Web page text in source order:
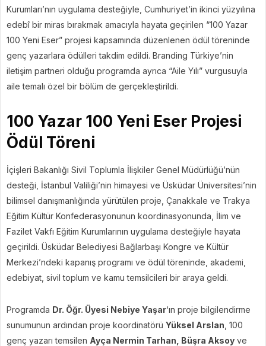
Kurumları’nın uygulama desteğiyle, Cumhuriyet’in ikinci yüzyılına
edebî bir miras bırakmak amacıyla hayata geçirilen “100 Yazar
100 Yeni Eser” projesi kapsamında düzenlenen ödül töreninde
genç yazarlara ödülleri takdim edildi. Branding Türkiye’nin
iletişim partneri olduğu programda ayrıca “Aile Yılı” vurgusuyla
aile temalı özel bir bölüm de gerçekleştirildi.
100 Yazar 100 Yeni Eser Projesi
Ödül Töreni
İçişleri Bakanlığı Sivil Toplumla İlişkiler Genel Müdürlüğü’nün
desteği, İstanbul Valiliği’nin himayesi ve Üsküdar Üniversitesi’nin
bilimsel danışmanlığında yürütülen proje, Çanakkale ve Trakya
Eğitim Kültür Konfederasyonunun koordinasyonunda, İlim ve
Fazilet Vakfı Eğitim Kurumlarının uygulama desteğiyle hayata
geçirildi. Üsküdar Belediyesi Bağlarbaşı Kongre ve Kültür
Merkezi’ndeki kapanış programı ve ödül töreninde, akademi,
edebiyat, sivil toplum ve kamu temsilcileri bir araya geldi.
Programda Dr. Öğr. Üyesi Nebiye Yaşar‘ın proje bilgilendirme
sunumunun ardından proje koordinatörü Yüksel Arslan , 100
genç yazarı temsilen Ayça Nermin Tarhan, Büşra Aksoy ve